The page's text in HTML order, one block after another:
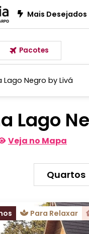
Mais Desejados
Pacotes
Lago
Veja no Mapa
Quartos
Para Relaxar